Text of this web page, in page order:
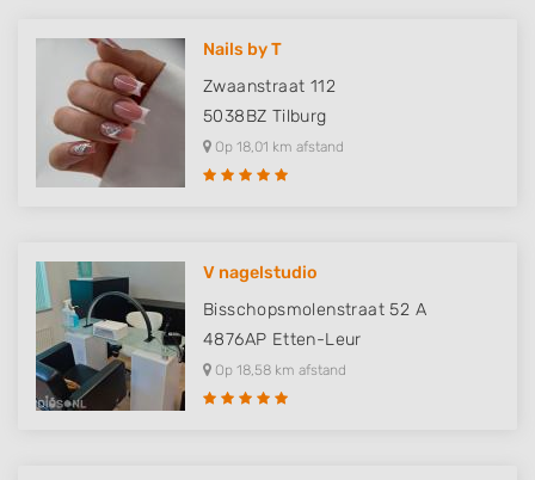
Nails by T
Zwaanstraat 112
5038BZ Tilburg
Op 18,01 km afstand
V nagelstudio
Bisschopsmolenstraat 52 A
4876AP Etten-Leur
Op 18,58 km afstand